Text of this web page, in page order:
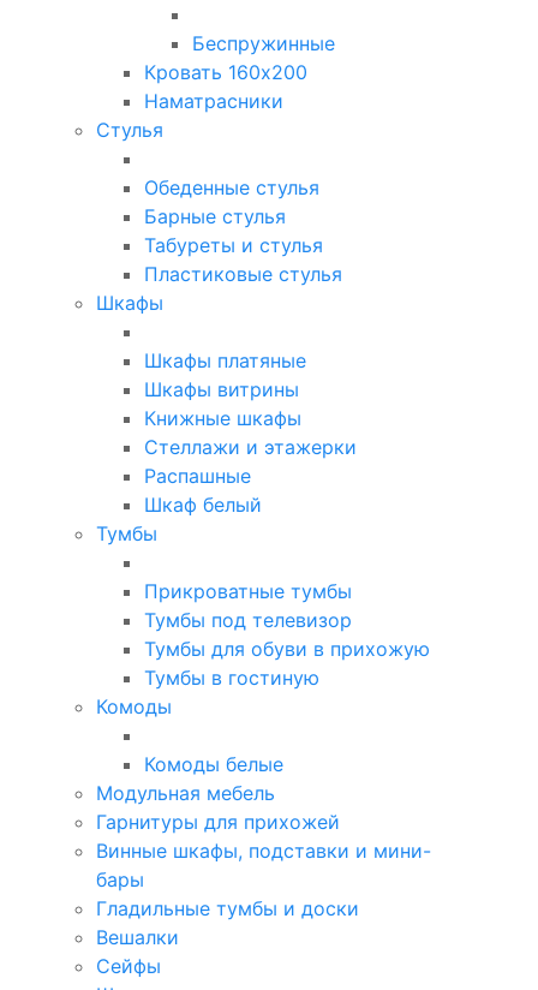
Беспружинные
Кровать 160х200
Наматрасники
Стулья
Обеденные стулья
Барные стулья
Табуреты и стулья
Пластиковые стулья
Шкафы
Шкафы платяные
Шкафы витрины
Книжные шкафы
Стеллажи и этажерки
Распашные
Шкаф белый
Тумбы
Прикроватные тумбы
Тумбы под телевизор
Тумбы для обуви в прихожую
Тумбы в гостиную
Комоды
Комоды белые
Модульная мебель
Гарнитуры для прихожей
Винные шкафы, подставки и мини-
бары
Гладильные тумбы и доски
Вешалки
Сейфы